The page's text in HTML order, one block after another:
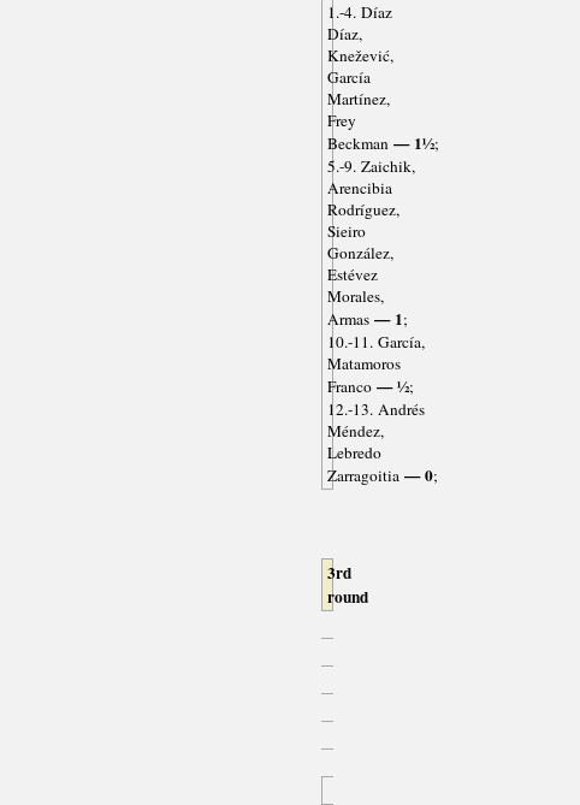
1.-4. Díaz
Díaz,
Knežević,
García
Martínez,
Frey
Beckman — 1½;
5.-9. Zaichik,
Arencibia
Rodríguez,
Sieiro
González,
Estévez
Morales,
Armas — 1;
10.-11. García,
Matamoros
Franco — ½;
12.-13. Andrés
Méndez,
Lebredo
Zarragoitia — 0;
3rd
round